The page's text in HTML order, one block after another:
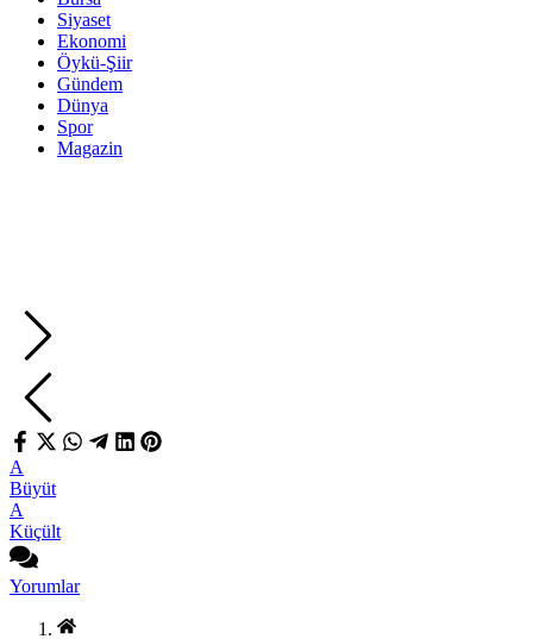
Siyaset
Ekonomi
Öykü-Şiir
Gündem
Dünya
Spor
Magazin
A
Büyüt
A
Küçült
Yorumlar